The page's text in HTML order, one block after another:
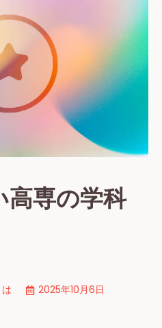
高専の学科
2025年10月6日